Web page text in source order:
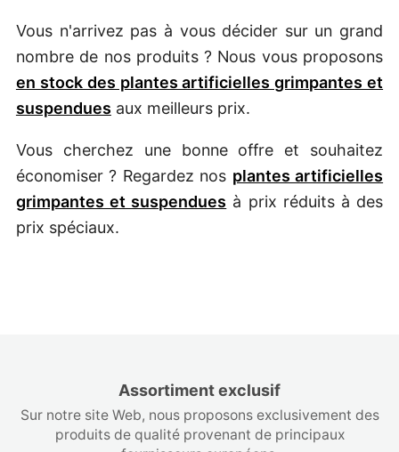
Assortiment exclusif
Sur notre site Web, nous proposons exclusivement des
produits de qualité provenant de principaux
Vous n'arrivez pas à vous décider sur un grand
nombre de nos produits ? Nous vous proposons
en stock des plantes artificielles grimpantes et
suspendues aux meilleurs prix.
Vous cherchez une bonne offre et souhaitez
économiser ? Regardez nos plantes artificielles
grimpantes et suspendues à prix réduits à des
prix spéciaux.